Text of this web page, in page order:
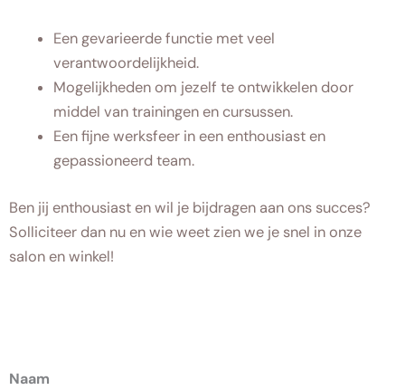
Een gevarieerde functie met veel
verantwoordelijkheid.
Mogelijkheden om jezelf te ontwikkelen door
middel van trainingen en cursussen.
Een fijne werksfeer in een enthousiast en
gepassioneerd team.
Ben jij enthousiast en wil je bijdragen aan ons succes?
Solliciteer dan nu en wie weet zien we je snel in onze
salon en winkel!
Naam